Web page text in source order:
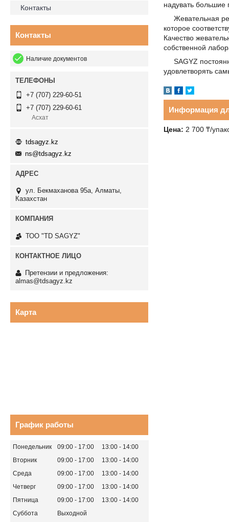
надувать большие
Жевательная
которое
Качество
собственной
SAGYZ
удовлетворять
Информация
Цена: 2 700 ₸/
Контакты
Контакты
Наличие документов
+7 (707) 229-60-51
+7 (707) 229-60-61
Асхат
tdsagyz.kz
ns@tdsagyz.kz
ул. Бекмаханова 95а, Алматы,
Казахстан
ТОО "TD SAGYZ"
Претензии и предложения:
almas@tdsagyz.kz
Карта
График работы
Понедельник 09:00 17:00 13:00
14:00
Вторник
09:00 17:00 13:00
14:00
Среда
09:00 17:00 13:00
14:00
Четверг
09:00 17:00 13:00
14:00
Пятница
09:00 17:00 13:00
14:00
Суббота
Выходной